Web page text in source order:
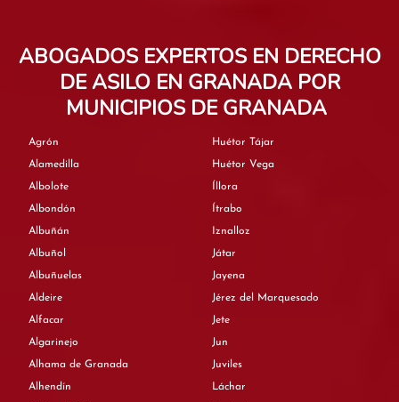
ABOGADOS EXPERTOS EN DERECHO
DE ASILO EN GRANADA POR
MUNICIPIOS DE GRANADA
Agrón
Alamedilla
Albolote
Albondón
Albuñán
Albuñol
Albuñuelas
Aldeire
Alfacar
Algarinejo
Alhama de Granada
Alhendín
Huétor Tájar
Huétor Vega
Íllora
Ítrabo
Iznalloz
Játar
Jayena
Jérez del Marquesado
Jete
Jun
Juviles
Láchar